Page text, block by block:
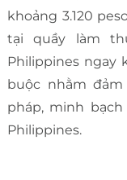
khoảng 3.120
tại quầy làm
Philippines ngay
buộc nhằm
pháp, minh
Philippines.